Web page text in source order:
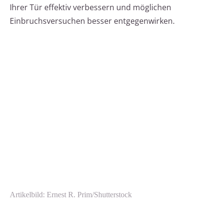
Ihrer Tür effektiv verbessern und möglichen
Einbruchsversuchen besser entgegenwirken.
Artikelbild: Ernest R. Prim/Shutterstock